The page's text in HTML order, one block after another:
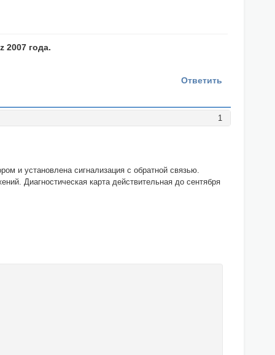
2007 года.
Ответить
1
и установлена сигнализация с обратной связью.
Диагностическая карта действительная до сентября